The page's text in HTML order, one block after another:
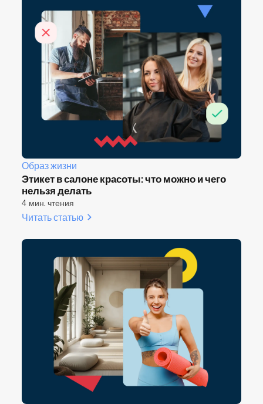
Образ жизни
Этикет в салоне красоты: что можно и чего
нельзя делать
4 мин. чтения
Читать статью